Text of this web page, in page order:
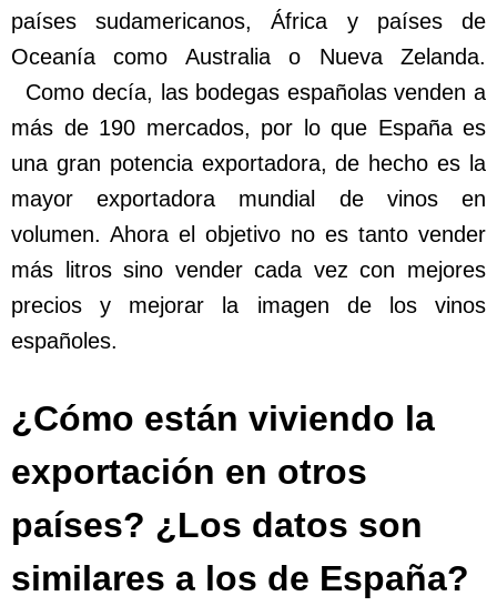
países sudamericanos, África y países de
Oceanía como Australia o Nueva Zelanda.
Como decía, las bodegas españolas venden a
más de 190 mercados, por lo que España es
una gran potencia exportadora, de hecho es la
mayor exportadora mundial de vinos en
volumen. Ahora el objetivo no es tanto vender
más litros sino vender cada vez con mejores
precios y mejorar la imagen de los vinos
españoles.
¿Cómo están viviendo la
exportación en otros
países? ¿Los datos son
similares a los de España?